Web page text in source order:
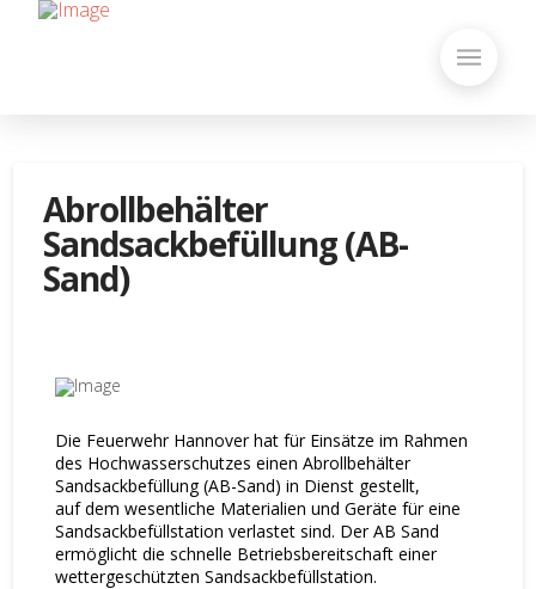
Abrollbehälter
Sandsackbefüllung (AB-
Sand)
Die Feuerwehr Hannover hat für Einsätze im Rahmen
des Hochwasserschutzes einen Abrollbehälter
Sandsackbefüllung (AB-Sand) in Dienst gestellt,
aufdem wesentliche Materialien und Geräte für eine
Sandsackbefüllstation verlastet sind. Der AB Sand
ermöglicht die schnelle Betriebsbereitschaft einer
wettergeschützten Sandsackbefüllstation.